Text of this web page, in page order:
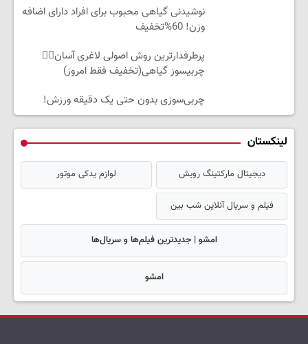
نوشیدنی گیاهی محبوب برای افراد دارای اضافه
وزن! 60%تخفیف
پرطرفدارترین روش اصولی لاغری آسان👈🏻
چربیسوز گیاهی(تخفیف فقط امروز)
چربی‌سوزی بدون حتی یک دقیقه ورزش!
لینکستان
دیجیتال مارکتینگ رویش لوازم یدکی موتور
فیلم و سریال آنلاین شب بین
امشو | جدیدترین فیلم‌ها و سریال‌ها
امشو